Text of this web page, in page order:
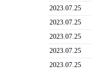
2023.07.25
2023.07.25
2023.07.25
2023.07.25
2023.07.25